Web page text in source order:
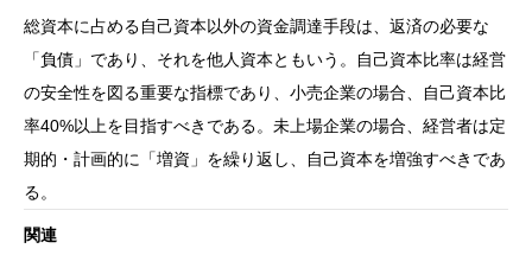
総資本に占める自己資本以外の資金調達手段は、返済の必要な
「負債」であり、それを他人資本ともいう。自己資本比率は経営
の安全性を図る重要な指標であり、小売企業の場合、自己資本比
率40%以上を目指すべきである。未上場企業の場合、経営者は定
期的・計画的に「増資」を繰り返し、自己資本を増強すべきであ
る。
関連